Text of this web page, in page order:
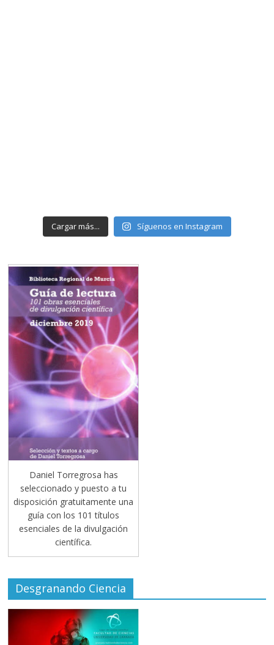
Cargar más... Síguenos en Instagram
Daniel Torregrosa has
seleccionado y puesto a tu
disposición gratuitamente una
guía con los 101 títulos
esenciales de la divulgación
científica.
Desgranando Ciencia